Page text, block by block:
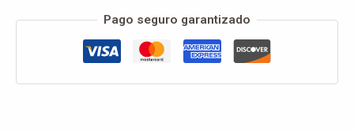
Pago seguro garantizado